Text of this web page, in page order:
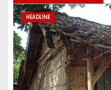
HEADLINE